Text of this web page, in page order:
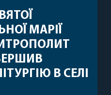
МАРІЇ
В СЕЛІ